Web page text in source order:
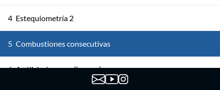
4 Estequiometría 2
5 Combustiones consecutivas
6 Análisis de gases (humos)